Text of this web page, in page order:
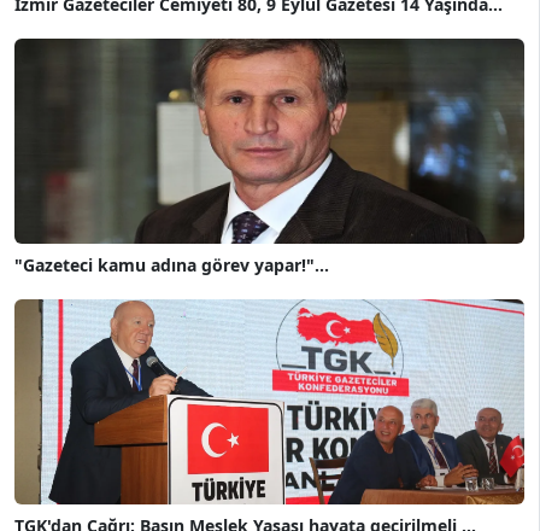
"Gazeteci kamu adına görev yapar!"...
TGK'dan Çağrı: Basın Meslek Yasası hayata geçirilmeli ...